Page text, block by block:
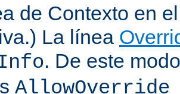
de Contexto en
La línea
. De este